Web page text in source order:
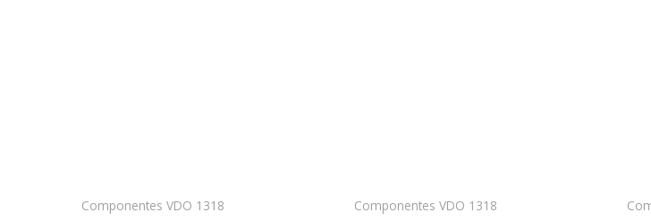
Componentes VDO 1318 Componentes VDO 1318